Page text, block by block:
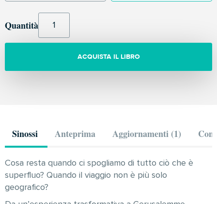
Quantità
ACQUISTA IL LIBRO
Sinossi Anteprima Aggiornamenti (1)
Cosa resta quando ci spogliamo di tutto ciò che è
superfluo? Quando il viaggio non è più solo
geografico?